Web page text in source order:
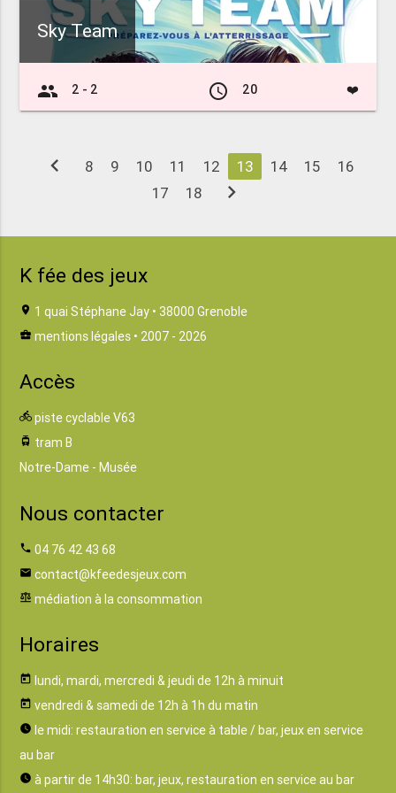
Sky Team
group 2 - 2 access_time 20 ❤️
chevron_left 8 9 10 11 12 13 14 15
16
17
18 chevron_right
K fée des jeux
location_on 1 quai Stéphane Jay • 38000 Grenoble
business_center mentions légales • 2007 - 2026
Accès
directions_bike piste cyclable V63
tram tram B
Notre-Dame - Musée
Nous contacter
phone 04 76 42 43 68
email contact@kfeedesjeux.com
balance médiation à la consommation
Horaires
today lundi, mardi, mercredi & jeudi de 12h à minuit
today vendredi & samedi de 12h à 1h du matin
watch_later le midi: restauration en service à table / bar, jeux en service
au bar
watch_later à partir de 14h30: bar, jeux, restauration en service au bar